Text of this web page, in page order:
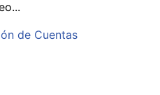
de Cuentas